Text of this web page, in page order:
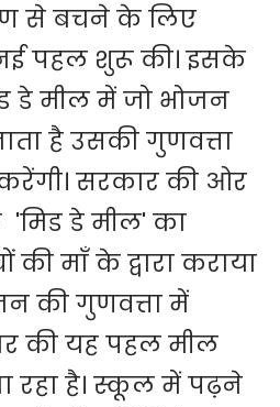
से बचने के लिए
पहल शुरू की। इसके
डे मील में जो भोजन
है उसकी गुणवत्ता
सरकार की ओर
डे मील' का
माँ के द्वारा कराया
की गुणवत्ता में
की यह पहल मील
रहा है। स्कूल में पढ़ने